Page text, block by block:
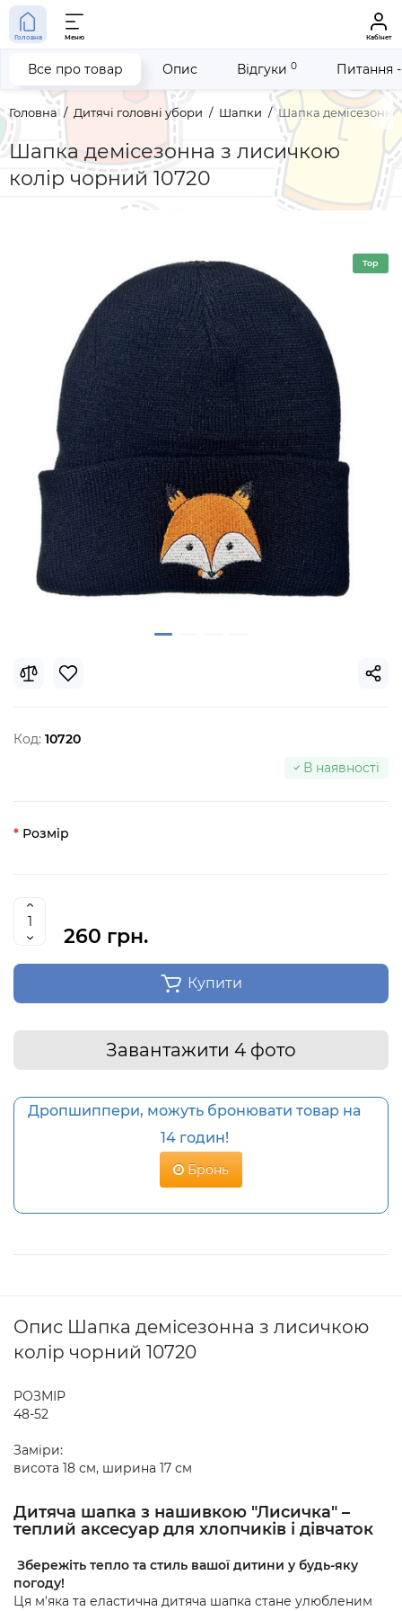
Головна Меню Кабінет
Головна Дитячі головні убори Шапки Шапка
Шапка демісезонна з лисичкою
колір чорний 10720
Все про товар Опис Відгуки 0 Питання
Top
Код: 10720
В наявності
Розмір
260 грн.
Купити
Завантажити 4 фото
Дропшиппери, можуть бронювати товар на
14 годин!
Бронь
Опис Шапка демісезонна з лисичкою
колір чорний 10720
РОЗМІР
48-52
Заміри:
висота 18 см, ширина 17 см
Дитяча шапка з нашивкою "Лисичка" –
теплий аксесуар для хлопчиків і дівчаток
Збережіть тепло та стиль вашої дитини у будь-яку
погоду!
Ця м'яка та еластична дитяча шапка стане улюбленим